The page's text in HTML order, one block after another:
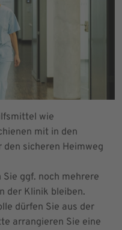
wie
mit in den
den sicheren Heimweg
ggf. noch mehrere
der Klinik bleiben.
dürfen Sie aus der
arrangieren Sie eine